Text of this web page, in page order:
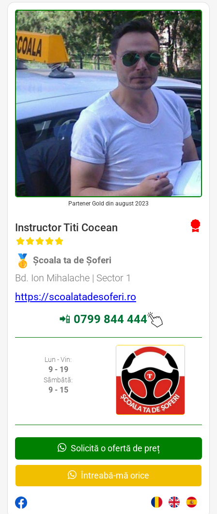
Partener Gold din august 2023
Instructor Titi Cocean
Școala ta de Șoferi
Bd. Ion Mihalache | Sector 1
https://scoalatadesoferi.ro
📲 0799 844 444
Lun - Vin:
9 - 19
Sâmbătă:
9 - 15
Solicită o ofertă de preț
Întreabă-mă orice